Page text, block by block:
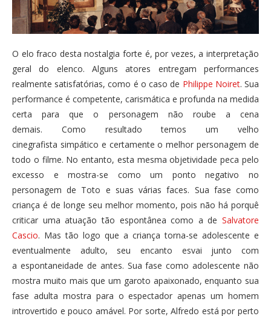
O elo fraco desta nostalgia forte é, por vezes, a interpretação
geral do elenco. Alguns atores entregam performances
realmente satisfatórias, como é o caso de Philippe Noiret. Sua
performance é competente, carismática e profunda na medida
certa para que o personagem não roube a cena
demais. Como resultado temos um velho
cinegrafista simpático e certamente o melhor personagem de
todo o filme. No entanto, esta mesma objetividade peca pelo
excesso e mostra-se como um ponto negativo no
personagem de Toto e suas várias faces. Sua fase como
criança é de longe seu melhor momento, pois não há porquê
criticar uma atuação tão espontânea como a de Salvatore
Cascio. Mas tão logo que a criança torna-se adolescente e
eventualmente adulto, seu encanto esvai junto com
a espontaneidade de antes. Sua fase como adolescente não
mostra muito mais que um garoto apaixonado, enquanto sua
fase adulta mostra para o espectador apenas um homem
introvertido e pouco amável. Por sorte, Alfredo está por perto